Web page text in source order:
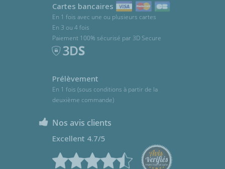
Cartes bancaires
En 1 fois avec une ou plusieurs cartes
En 3 ou 4 fois
Paiement 100% sécurisé par 3D Secure
Prélèvement
En 1 fois (sous conditions à partir de la
deuxième commande)
Nos avis clients
Excellent 4.7/5